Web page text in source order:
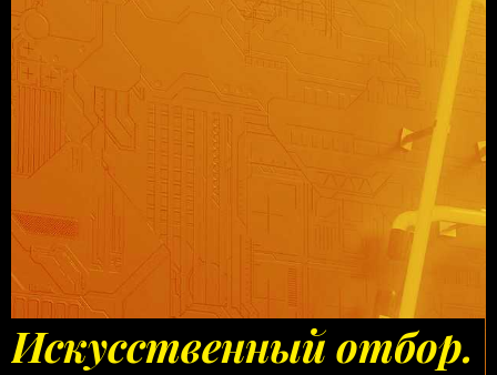
Искусственный отбор.